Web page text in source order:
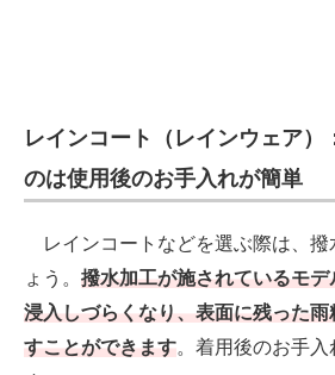
レインコート（レインウェア）
のは使用後のお手入れが簡単
レインコートなどを選ぶ際は、撥
ょう。 撥水加工が施されているモ
浸入しづらくなり、表面に残った
すことができます。着用後のお手入